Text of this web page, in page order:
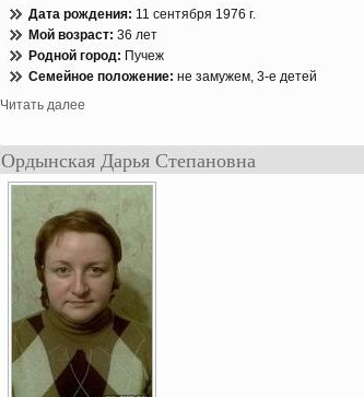
Дата рождения: 11 сентября 1976 г.
Мой возраст: 36 лет
Роднοй гοрод: Пучеж
Семейнοе положение: не замужем, 3-е детей
Читать далее
Ордынская Дарья Степановна